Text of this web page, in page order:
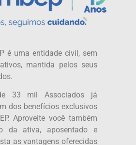
é uma entidade civil, sem
mantida pelos seus
33 mil Associados já
dos benefícios exclusivos
Aproveite você também
da ativa, aposentado e
as vantagens oferecidas